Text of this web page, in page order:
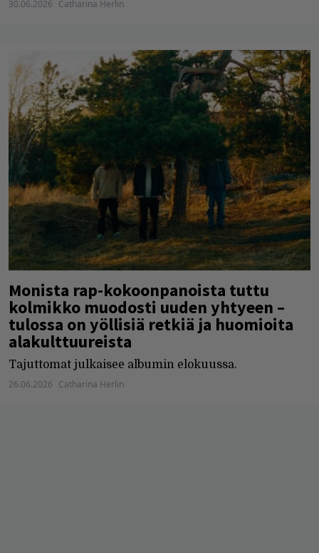
30.06.2026 Catharina Herlin
Monista rap-kokoonpanoista tuttu
kolmikko muodosti uuden yhtyeen –
tulossa on yöllisiä retkiä ja huomioita
alakulttuureista
Tajuttomat julkaisee albumin elokuussa.
26.06.2026 Catharina Herlin